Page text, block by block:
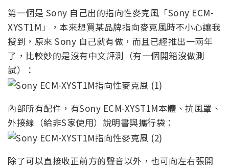
第一個是 Sony 自己出的指向性麥克風「Sony ECM-
XYST1M」，本來想買某品牌指向麥克風時不小心讓我
搜到，原來 Sony 自己就有做，而且已經推出一兩年
了，比較妙的是沒有中文評測（有一個開箱沒做測
試）：
內部所有配件，有Sony ECM-XYST1M本體、抗風罩、
外接線（給非S家使用）說明書與攜行袋：
除了可以直接收正前方的聲音以外，也可向左右張開